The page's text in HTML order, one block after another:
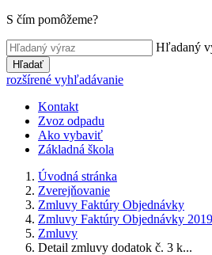
S čím pomôžeme?
Hľadaný
Hľadať
rozšírené vyhľadávanie
Kontakt
Zvoz odpadu
Ako vybaviť
Základná škola
Úvodná stránka
Zverejňovanie
Zmluvy Faktúry Objednávky
Zmluvy Faktúry Objednávky
Zmluvy
Detail zmluvy dodatok č. 3 k...